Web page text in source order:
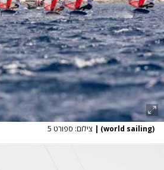
(world sailing)
| צילום: ספורט 5